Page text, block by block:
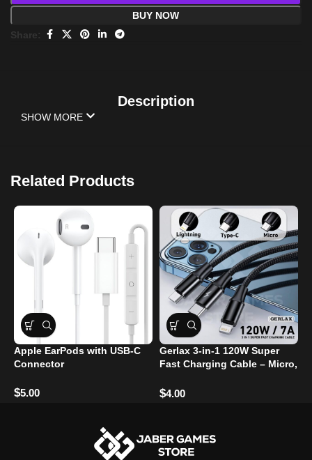
BUY NOW
Share:
Description
SHOW MORE
Related Products
Apple EarPods with USB-C
Connector
$5.00
Gerlax 3-in-1 120W Super
Fast Charging Cable – Micro,
$4.00